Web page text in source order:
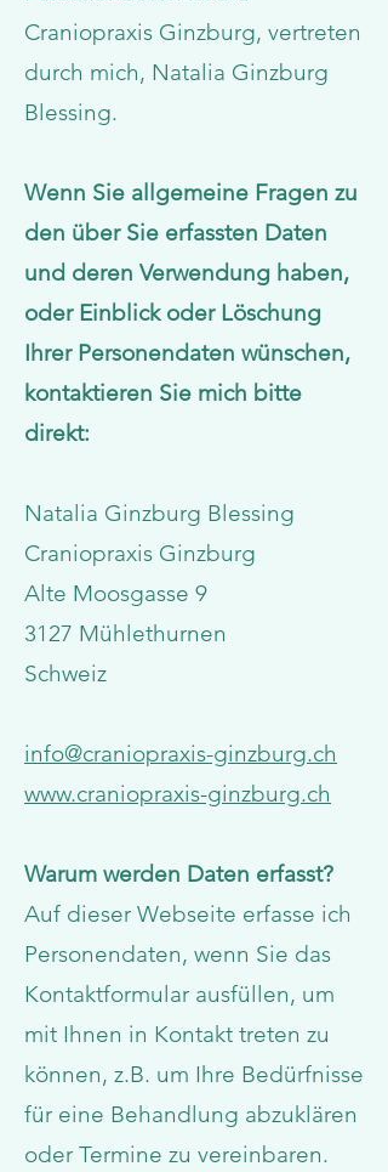
Craniopraxis Ginzburg, vertreten
durch mich, Natalia Ginzburg
Blessing.
Wenn Sie allgemeine Fragen zu
den über Sie erfassten Daten
und deren Verwendung haben,
oder Einblick oder Löschung
Ihrer Personendaten wünschen,
kontaktieren Sie mich bitte
direkt:
Natalia Ginzburg Blessing
Craniopraxis Ginzburg
Alte Moosgasse 9
3127 Mühlethurnen
Schweiz
info@craniopraxis-ginzburg.ch
www.craniopraxis-ginzburg.ch
Warum werden Daten erfasst?
Auf dieser Webseite erfasse ich
Personendaten, wenn Sie das
Kontaktformular ausfüllen, um
mit Ihnen in Kontakt treten zu
können, z.B. um Ihre Bedürfnisse
für eine Behandlung abzuklären
oder Termine zu vereinbaren.